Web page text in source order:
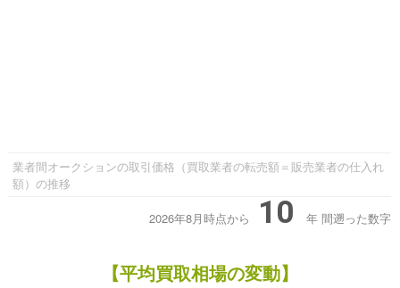
業者間オークションの取引価格（買取業者の転売額＝販売業者の仕入れ
額）の推移
2026年8月時点から 10 年 間遡った数字
【平均買取相場の変動】